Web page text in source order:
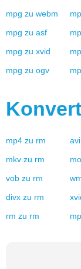
mpg zu webm
mpg zu asf
mpg zu xvid
mpg zu ogv
mp4 zu rm avi
mkv zu rm
vob zu rm
divx zu rm
rm zu rm